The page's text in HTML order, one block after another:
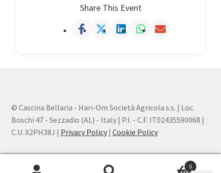
Share This Event
© Cascina Bellaria - Hari-Om Società Agricola s.s. | Loc.
Boschi 47 - Sezzadio (AL) - Italy | P.I. - C.F. IT02435590068 |
C.U. X2PH38J | Privacy Policy| Cookie Policy
0